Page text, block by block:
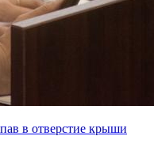
в отверстие крыши